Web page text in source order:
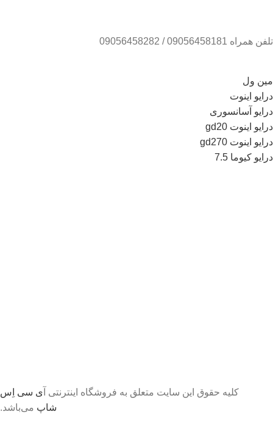
تلفن همراه 09056458181 / 09056458282
مین ول
درایو اینوت
درایو آسانسوری
درایو اینوت gd20
درایو اینوت gd270
درایو کیوما 7.5
کلیه حقوق این سایت متعلق به فروشگاه اینترنتی آ ی سی اِس
شاپ می‌باشد.